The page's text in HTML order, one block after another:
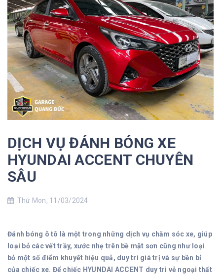
DỊCH VỤ ĐÁNH BÓNG XE
HYUNDAI ACCENT CHUYÊN
SÂU
Thứ Mon, 11/03/2024
Đánh bóng ô tô là một trong những dịch vụ chăm sóc xe, giúp
loại bỏ các vết trầy, xước nhẹ trên bề mặt sơn cũng như loại
bỏ một số điểm khuyết hiệu quả, duy trì giá trị và sự bền bỉ
của chiếc xe. Để chiếc HYUNDAI ACCENT duy trì vẻ ngoại thất